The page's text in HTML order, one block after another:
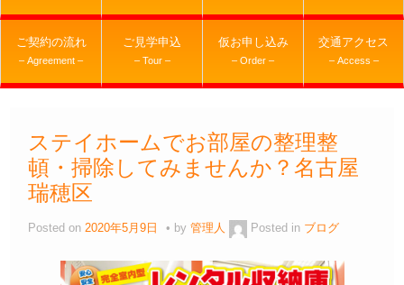
ご契約の流れ
– Agreement –
ご見学申込
– Tour –
仮お申し込み
– Order –
交通アクセス
– Access –
ステイホームでお部屋の整理整
頓・掃除してみませんか？名古屋
瑞穂区
Posted on 2020年5月9日 by 管理人 Posted in ブログ